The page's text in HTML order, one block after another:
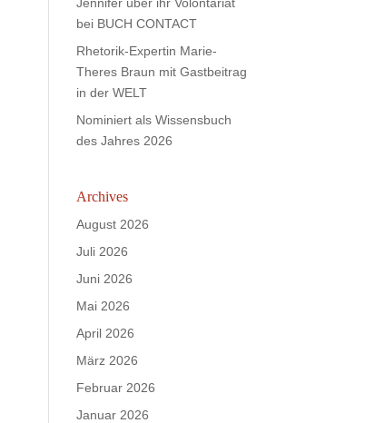
bei BUCH CONTACT
Rhetorik-Expertin Marie-
Theres Braun mit Gastbeitrag
in der WELT
Nominiert als Wissensbuch
des Jahres 2026
Archives
August 2026
Juli 2026
Juni 2026
Mai 2026
April 2026
März 2026
Februar 2026
Januar 2026